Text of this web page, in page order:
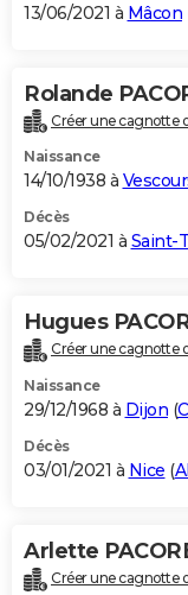
13/06/2021 à Mâcon
Rolande
Créer une cagnotte
Naissance
14/10/1938 à
Décès
05/02/2021 à Saint-
Hugues
Créer une cagnotte
Naissance
29/12/1968 à Dijon (
Décès
03/01/2021 à Nice (
Arlette
Créer une cagnotte